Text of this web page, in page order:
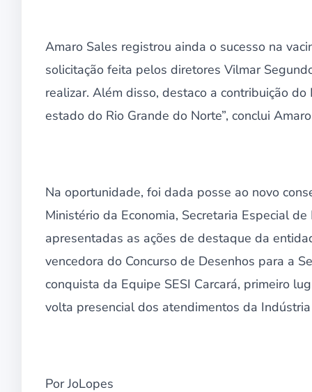
Amaro Sales registrou ainda o sucesso na
solicitação feita pelos diretores Vilmar
realizar. Além disso, destaco a contribuição
estado do Rio Grande do Norte”, conclui
Na oportunidade, foi dada posse ao novo
Ministério da Economia, Secretaria Especial
apresentadas as ações de destaque da
vencedora do Concurso de Desenhos para a
conquista da Equipe SESI Carcará, primeiro
volta presencial dos atendimentos da
Por JoLopes